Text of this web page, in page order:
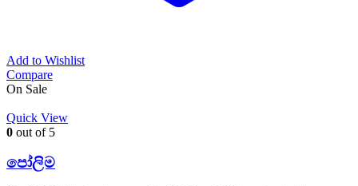
Add to Wishlist
Compare
On Sale
Quick View
0 out of 5
පෝලිම